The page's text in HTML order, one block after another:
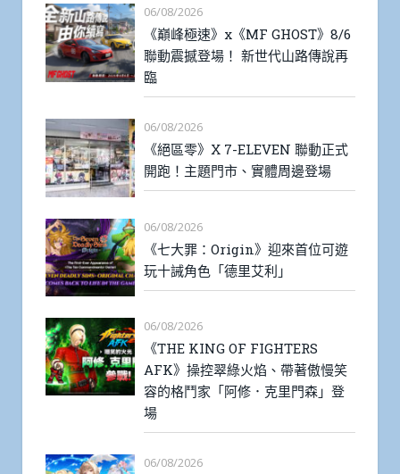
06/08/2026
《巔峰極速》x《MF GHOST》8/6
聯動震撼登場！ 新世代山路傳說再
臨
06/08/2026
《絕區零》X 7-ELEVEN 聯動正式
開跑！主題門市、實體周邊登場
06/08/2026
《七大罪：Origin》迎來首位可遊
玩十誡角色「德里艾利」
06/08/2026
《THE KING OF FIGHTERS
AFK》操控翠綠火焰、帶著傲慢笑
容的格鬥家「阿修．克里門森」登
場
06/08/2026